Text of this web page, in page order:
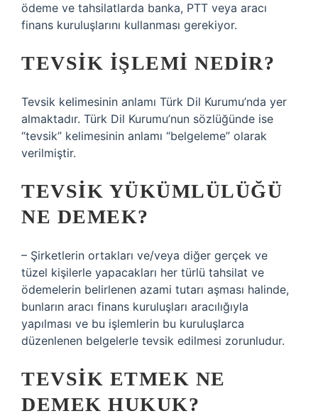
ödeme ve tahsilatlarda banka, PTT veya aracı
finans kuruluşlarını kullanması gerekiyor.
TEVSIK IŞLEMI NEDIR?
Tevsik kelimesinin anlamı Türk Dil Kurumu’nda yer
almaktadır. Türk Dil Kurumu’nun sözlüğünde ise
“tevsik” kelimesinin anlamı “belgeleme” olarak
verilmiştir.
TEVSIK YÜKÜMLÜLÜĞÜ
NE DEMEK?
– Şirketlerin ortakları ve/veya diğer gerçek ve
tüzel kişilerle yapacakları her türlü tahsilat ve
ödemelerin belirlenen azami tutarı aşması halinde,
bunların aracı finans kuruluşları aracılığıyla
yapılması ve bu işlemlerin bu kuruluşlarca
düzenlenen belgelerle tevsik edilmesi zorunludur.
TEVSIK ETMEK NE
DEMEK HUKUK?